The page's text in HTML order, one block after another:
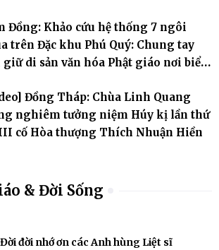
Đồng: Khảo cứu hệ thống 7 ngôi
trên Đặc khu Phú Quý: Chung tay
di sản văn hóa Phật giáo nơi biển
Đồng Tháp: Chùa Linh Quang
nghiêm tưởng niệm Húy kị lần thứ
cố Hòa thượng Thích Nhuận Hiền
& Đời Sống
đời nhớ ơn các Anh hùng Liệt sĩ